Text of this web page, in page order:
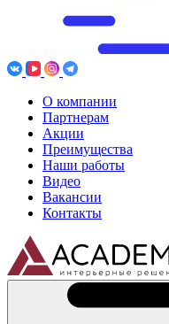
О компании
Партнерам
Акции
Преимущества
Наши работы
Видео
Вакансии
Контакты